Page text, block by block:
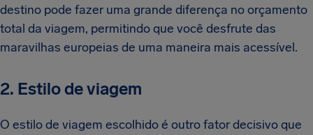
destino pode fazer uma grande diferença no orçamento
total da viagem, permitindo que você desfrute das
maravilhas europeias de uma maneira mais acessível.
2. Estilo de viagem
O estilo de viagem escolhido é outro fator decisivo que